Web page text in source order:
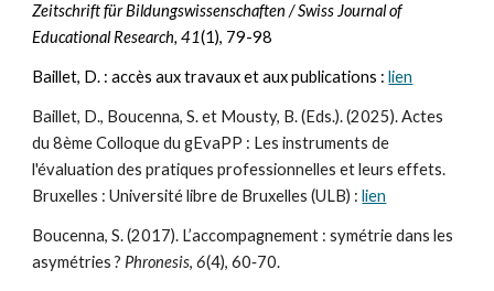
Zeitschrift für Bildungswissenschaften / Swiss Journal of
Educational Research, 41(1), 79-98
Baillet, D. : accès aux travaux et aux publications :lien
Baillet, D., Boucenna, S. et Mousty, B. (Eds.). (2025). Actes
du 8ème Colloque du gEvaPP : Les instruments de
l'évaluation des pratiques professionnelles et leurs effets.
Bruxelles : Université libre de Bruxelles (ULB) :lien
Boucenna, S. (2017). L’accompagnement : symétrie dans les
asymétries ? Phronesis,6(4), 60‑70.